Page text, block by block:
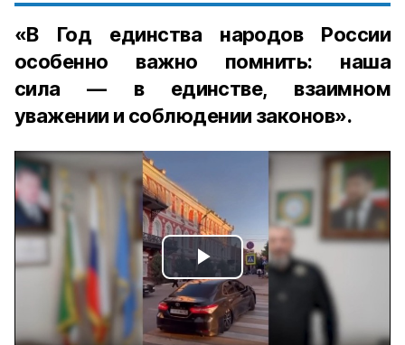
«В Год единства народов России
особенно важно помнить: наша
сила — в единстве, взаимном
уважении и соблюдении законов».
Play
Video